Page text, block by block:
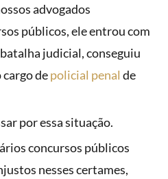
advogados
públicos, ele entrou com
judicial, conseguiu
depolicial penalde
por essa situação.
concursos públicos
nesses certames,